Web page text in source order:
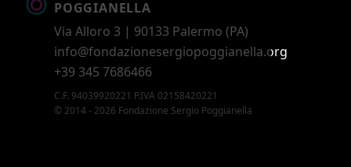
POGGIANELLA
Via Alloro 3 | 90133 Palermo (PA)
info@fondazionesergiopoggianella.org
+39 345 7686466
C.F. 94039920221 P.IVA 02158420221
© 2014 - 2026 Fondazione Sergio Poggianella